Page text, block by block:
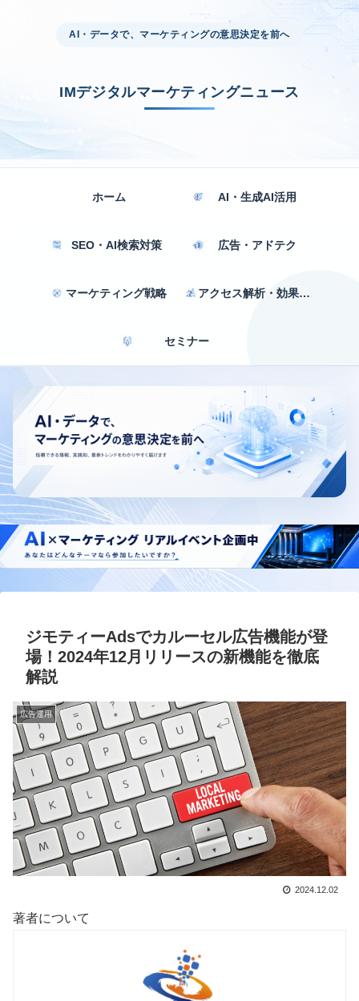
AI・データで、マーケティングの意思決定を前へ
IMデジタルマーケティングニュース
ホーム AI・生成AI活用
SEO・AI検索対策 広告・アドテク
マーケティング戦略 アクセス解析・効果測定
セミナー
ジモティーAdsでカルーセル広告機能が登
場！2024年12月リリースの新機能を徹底
解説
広告運用
2024.12.02
著者について